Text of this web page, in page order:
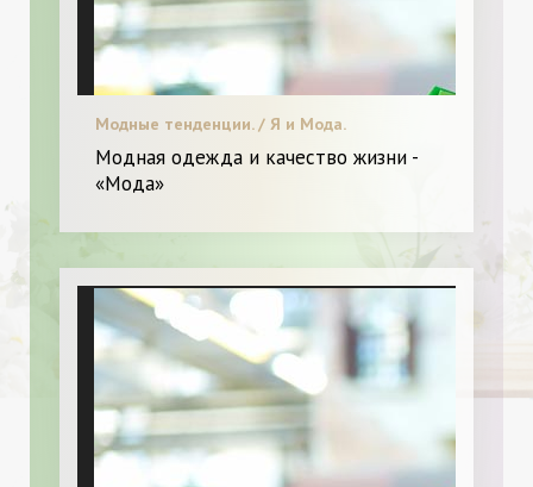
Модные тенденции. / Я и Мода.
Модная одежда и качество жизни -
«Мода»